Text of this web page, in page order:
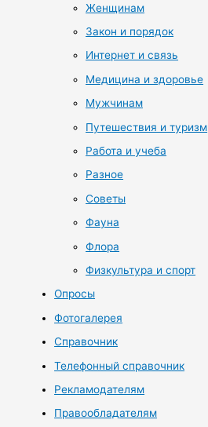
Женщинам
Закон и порядок
Интернет и связь
Медицина и здоровье
Мужчинам
Путешествия и туризм
Работа и учеба
Разное
Советы
Фауна
Флора
Физкультура и спорт
Опросы
Фотогалерея
Справочник
Телефонный справочник
Рекламодателям
Правообладателям